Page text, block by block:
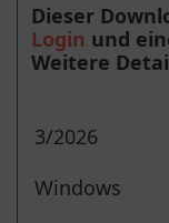
Dieser
Login und
Weitere
3/2026
Windows